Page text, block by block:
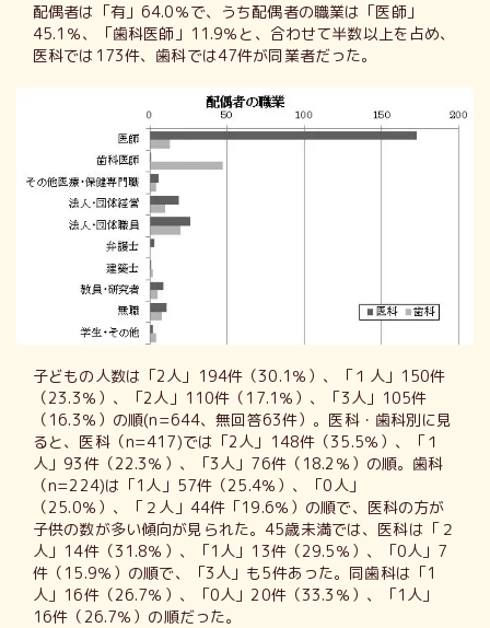
配偶者は「有」64.0％で、うち配偶者の職業は「医師」
45.1％、「歯科医師」11.9％と、合わせて半数以上を占め、
医科では173件、歯科では47件が同業者だった。
子どもの人数は「2人」194件（30.1％）、「１人」150件
（23.3％）、「2人」110件（17.1％）、「3人」105件
（16.3％）の順(n=644、無回答63件）。医科・歯科別に見
ると、医科（n=417)では「2人」148件（35.5％）、「１
人」93件（22.3％）、「3人」76件（18.2％）の順。歯科
（n=224)は「1人」57件（25.4％）、「0人」
（25.0％）、「２人」44件「19.6％）の順で、医科の方が
子供の数が多い傾向が見られた。45歳未満では、医科は「２
人」14件（31.8％）、「1人」13件（29.5％）、「0人」7
件（15.9％）の順で、「3人」も5件あった。同歯科は「1
人」16件（26.7％）、「0人」20件（33.3％）、「1人」
16件（26.7％）の順だった。